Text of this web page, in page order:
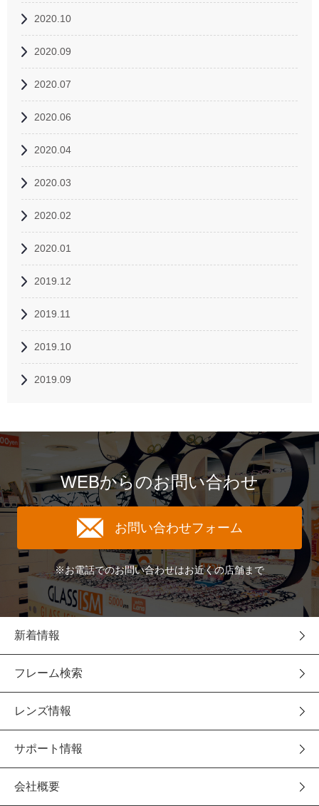
2020.10
2020.09
2020.07
2020.06
2020.04
2020.03
2020.02
2020.01
2019.12
2019.11
2019.10
2019.09
WEBからのお問い合わせ
お問い合わせフォーム
※お電話でのお問い合わせはお近くの店舗まで
新着情報
フレーム検索
レンズ情報
サポート情報
会社概要